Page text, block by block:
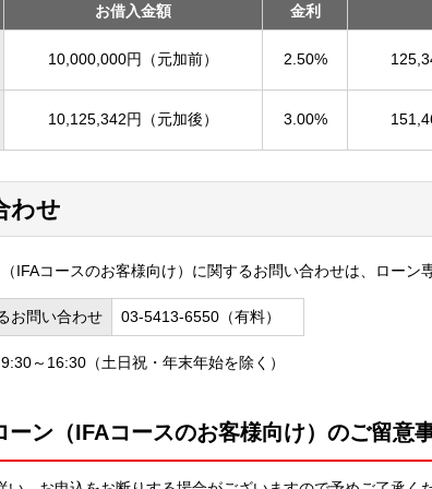
お借入金額 金利
10,000,000円（元加前） 2.50%
10,125,342円（元加後） 3.00%
わせ
IFAコースのお客様向け）に関するお問い合わせは、ローン
お問い合わせ 03-5413-6550（有料）
～16:30（土日祝・年末年始を除く）
ーン（IFAコースのお客様向け）のご留意